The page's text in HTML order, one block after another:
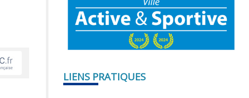
LIENS PRATIQUES